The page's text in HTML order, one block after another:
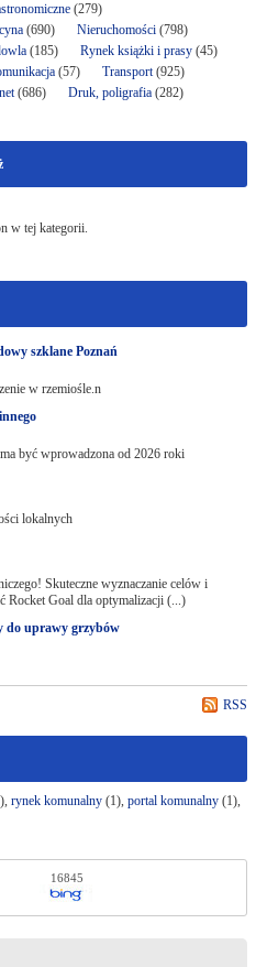
(279)
(690) Nieruchomości(798)
(185) Rynek książki i prasy(45)
(57) Transport(925)
(686) Druk, poligrafia(282)
w tej kategorii.
szklane Poznań
w rzemiośle.n
być wprowadzona od 2026 roki
lokalnych
Skuteczne wyznaczanie celów i
Rocket Goal dla optymalizacji (...)
do uprawy grzybów
RSS
rynek komunalny(1), portal komunalny(1),
16845